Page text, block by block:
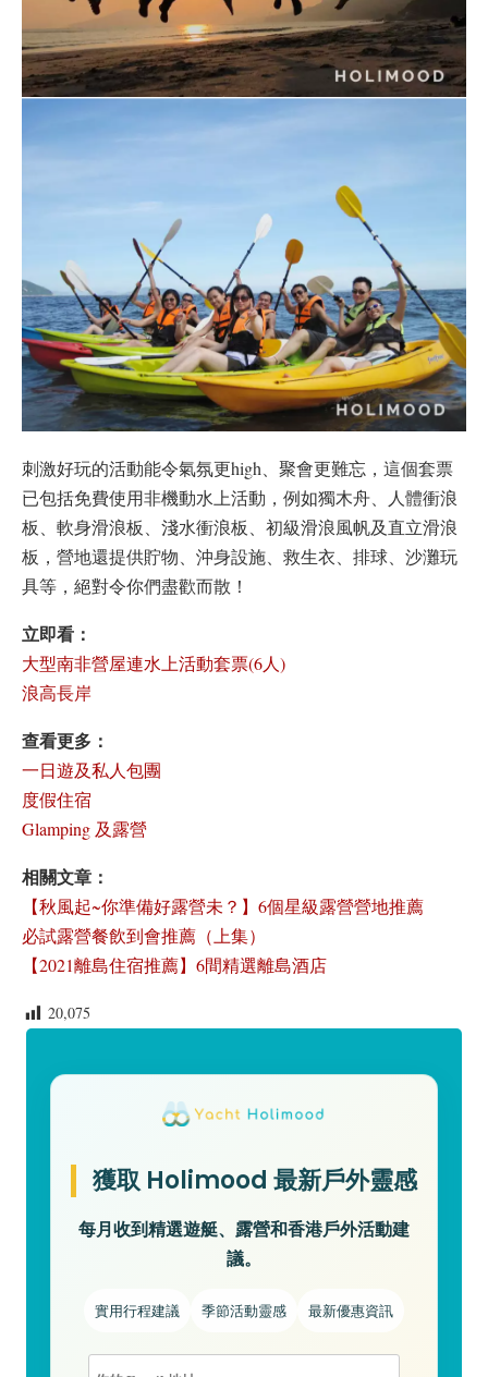
刺激好玩的活動能令氣氛更high、聚會更難忘，這個套票
已包括免費使用非機動水上活動，例如獨木舟、人體衝浪
板、軟身滑浪板、淺水衝浪板、初級滑浪風帆及直立滑浪
板，營地還提供貯物、沖身設施、救生衣、排球、沙灘玩
具等，絕對令你們盡歡而散！
立即看：
大型南非營屋連水上活動套票(6人)
浪高長岸
查看更多：
一日遊及私人包團
度假住宿
Glamping 及露營
相關文章 ：
【秋風起~你準備好露營未？】6個星級露營營地推薦
必試露營餐飲到會推薦（上集）
【2021離島住宿推薦】6間精選離島酒店
20,075
獲取 Holimood 最新戶外靈感
每月收到精選遊艇、露營和香港戶外活動建
議。
實用行程建議 季節活動靈感 最新優惠資訊